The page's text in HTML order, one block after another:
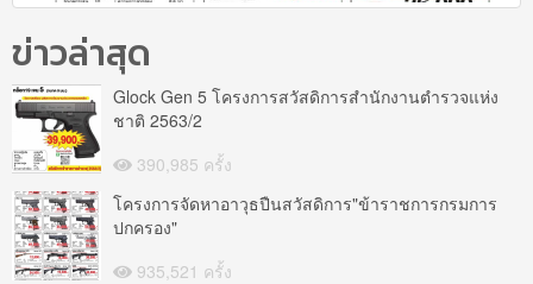
ข่าวล่าสุด
Glock Gen 5 โครงการสวัสดิการสำนักงานตำรวจแห่ง
ชาติ 2563/2
390,985 ครั้ง
โครงการจัดหาอาวุธปืนสวัสดิการ"ข้าราชการกรมการ
ปกครอง"
935,521 ครั้ง